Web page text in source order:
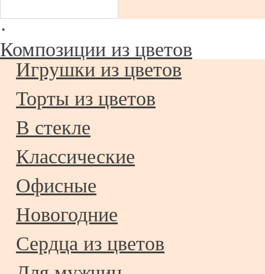
·
Композиции из цветов
Игрушки из цветов
Торты из цветов
В стекле
Классические
Офисные
Новогодние
Сердца из цветов